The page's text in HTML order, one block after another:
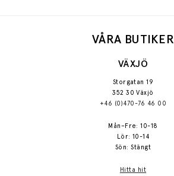
VÅRA BUTIKER
VÄXJÖ
Storgatan 19
352 30 Växjö
+46 (0)470-76 46 00
Mån–Fre: 10-18
Lör: 10-14
Sön: Stängt
Hitta hit